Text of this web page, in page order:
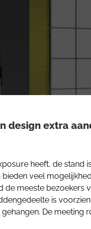
design extra
heeft, de stand
veel
meeste bezoekers
is
De